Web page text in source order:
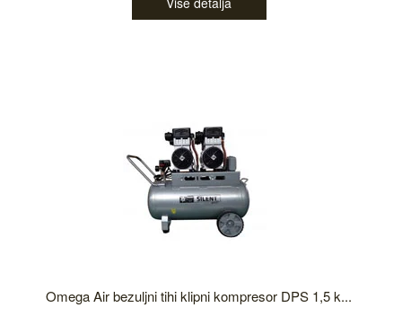
Omega Air bezuljni tihi klipni kompresor DPS 1,5 k...